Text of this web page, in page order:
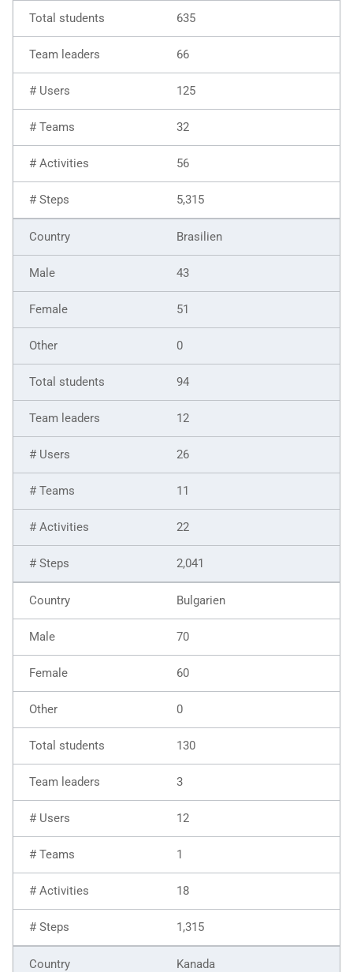
635
66
125
32
56
5,315
Brasilien
43
51
0
94
12
26
11
22
2,041
Bulgarien
70
60
0
130
3
12
1
18
1,315
Kanada